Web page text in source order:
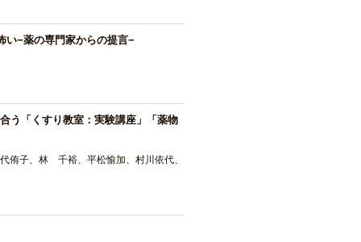
−薬の専門家からの提言−
う「くすり教室：実験講座」「薬物
侑子、林 千裕、平松愉加、村川依代、